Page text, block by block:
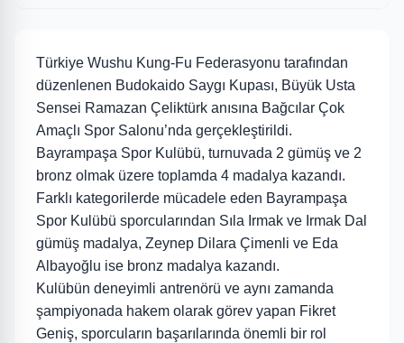
Türkiye Wushu Kung-Fu Federasyonu tarafından
düzenlenen Budokaido Saygı Kupası, Büyük Usta
Sensei Ramazan Çeliktürk anısına Bağcılar Çok
Amaçlı Spor Salonu’nda gerçekleştirildi.
Bayrampaşa Spor Kulübü, turnuvada 2 gümüş ve 2
bronz olmak üzere toplamda 4 madalya kazandı.
Farklı kategorilerde mücadele eden Bayrampaşa
Spor Kulübü sporcularından Sıla Irmak ve Irmak Dal
gümüş madalya, Zeynep Dilara Çimenli ve Eda
Albayoğlu ise bronz madalya kazandı.
Kulübün deneyimli antrenörü ve aynı zamanda
şampiyonada hakem olarak görev yapan Fikret
Geniş, sporcuların başarılarında önemli bir rol